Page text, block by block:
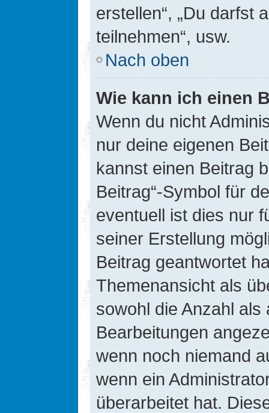
erstellen“, „Du darfst
teilnehmen“, usw.
Nach oben
Wie kann ich einen
Wenn du nicht
nur deine eigenen
kannst einen Beitrag
Beitrag“-Symbol für
eventuell ist dies nur
seiner Erstellung
Beitrag geantwortet
Themenansicht als
sowohl die Anzahl
Bearbeitungen
wenn noch niemand
wenn ein
überarbeitet hat.